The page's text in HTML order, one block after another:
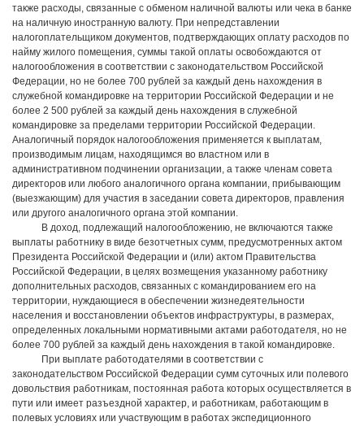
также расходы, связанные с обменом наличной валюты или чека в банке
на наличную иностранную валюту. При непредставлении
налогоплательщиком документов, подтверждающих оплату расходов по
найму жилого помещения, суммы такой оплаты освобождаются от
налогообложения в соответствии с законодательством Российской
Федерации, но не более 700 рублей за каждый день нахождения в
служебной командировке на территории Российской Федерации и не
более 2 500 рублей за каждый день нахождения в служебной
командировке за пределами территории Российской Федерации.
Аналогичный порядок налогообложения применяется к выплатам,
производимым лицам, находящимся во властном или в
административном подчинении организации, а также членам совета
директоров или любого аналогичного органа компании, прибывающим
(выезжающим) для участия в заседании совета директоров, правления
или другого аналогичного органа этой компании.
В доход, подлежащий налогообложению, не включаются также
выплаты работнику в виде безотчетных сумм, предусмотренных актом
Президента Российской Федерации и (или) актом Правительства
Российской Федерации, в целях возмещения указанному работнику
дополнительных расходов, связанных с командированием его на
территории, нуждающиеся в обеспечении жизнедеятельности
населения и восстановлении объектов инфраструктуры, в размерах,
определенных локальными нормативными актами работодателя, но не
более 700 рублей за каждый день нахождения в такой командировке.
При выплате работодателями в соответствии с
законодательством Российской Федерации сумм суточных или полевого
довольствия работникам, постоянная работа которых осуществляется в
пути или имеет разъездной характер, и работникам, работающим в
полевых условиях или участвующим в работах экспедиционного